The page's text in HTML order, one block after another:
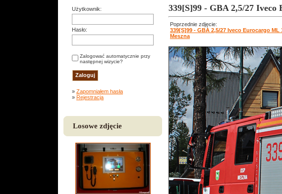
Użytkownik:
Hasło:
Zalogować automatycznie przy
następnej wizycie?
» Zapomniałem hasła
» Rejestracja
Losowe zdjęcie
339[S]99 - GBA 2,5/27
Poprzednie zdjęcie:
339[S]99 - GBA 2,5/27 Iveco Eurocargo ML
Meszna